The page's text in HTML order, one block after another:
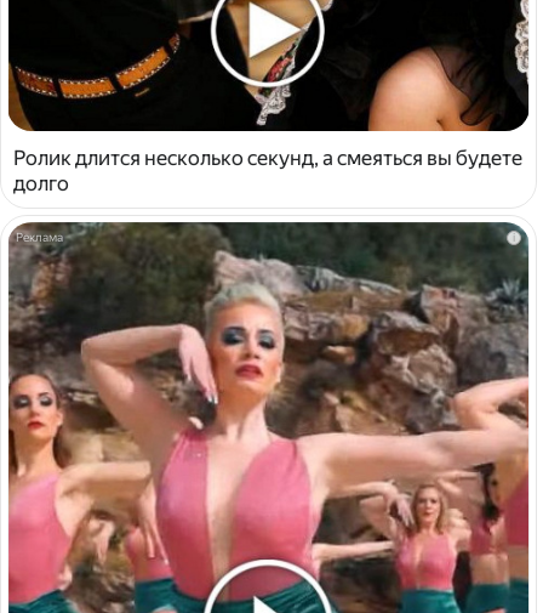
Ролик длится несколько секунд, а смеяться вы будете
долго
i